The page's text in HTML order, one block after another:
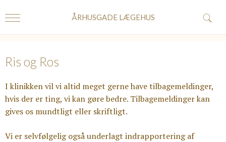
ÅRHUSGADE LÆGEHUS
Ris og Ros
I klinikken vil vi altid meget gerne have tilbagemeldinger,
hvis der er ting, vi kan gøre bedre. Tilbagemeldinger kan
gives os mundtligt eller skriftligt.
Vi er selvfølgelig også underlagt indrapportering af